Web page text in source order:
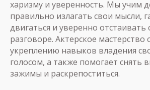
харизму и уверенность. Мы учим
правильно излагать свои мысли,
двигаться и уверенно
разговоре. Актерское мастерство
укреплению навыков владения
голосом, а также помогает снять
зажимы и раскрепоститься.